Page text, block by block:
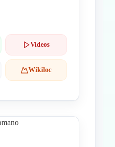
Videos
Wikiloc